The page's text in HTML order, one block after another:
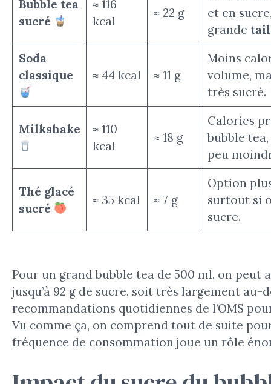
Bubble tea
sucré
≈ 116
kcal
≈ 22 g
et en
grande
Soda
classique
≈ 44 kcal ≈ 11 g
Moins
volume,
très sucré.
Milkshake
≈ 110
kcal
≈ 18 g
Calories
bubble
peu
Thé glacé
sucré
≈ 35 kcal ≈ 7 g
Option
surtout si
sucre.
Pour un grand bubble tea de 500 ml, on peut
jusqu’à 92 g de sucre, soit très largement au-
recommandations quotidiennes de l’OMS
Vu comme ça, on comprend tout de suite
fréquence de consommation joue un rôle